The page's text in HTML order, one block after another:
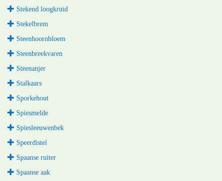
Stekend loogkruid
Stekelbrem
Steenhoornbloem
Steenbreekvaren
Steenanjer
Stalkaars
Sporkehout
Spiesmelde
Spiesleeuwenbek
Speerdistel
Spaanse ruiter
Spaanse aak